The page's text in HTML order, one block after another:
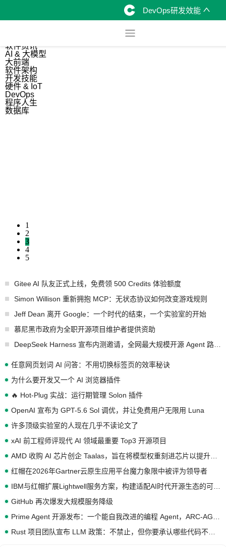
DevOps研发效能
软件资讯
AI & 大模型
大前端
软件架构
开发技能
硬件 & IoT
DevOps
程序人生
数据库
1
2
3
4
5
Gitee AI 队友正式上线，免费领 500 Credits 体验额度
Simon Willison 重新拥抱 MCP：无状态协议如何改变游戏规则
Jeff Dean 离开 Google：一个时代的结束，一个实验室的开始
慕尼黑市政府为全职开源项目维护者提供资助
任意网页划词 AI 问答：不用切换标签页的效率秘诀
为什么要开发又一个 AI 浏览器插件
🔥 Hot-Plug 实战：运行期管理 Solon 插件
OpenAI 宣布为 GPT-5.6 Sol 调优，并让免费用户无限用 Luna
许多顶级实验室的人现在几乎不读论文了
xAI 前工程师评现代 AI 领域最重要 Top3 开源项目
红帽在2026年Gartner云原生应用平台魔力象限中被评为领导者
GitHub 再次爆发大规模服务降级